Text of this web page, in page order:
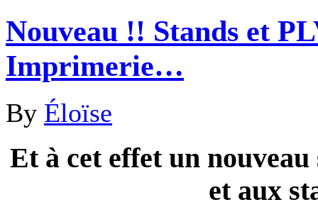
Nouveau !! Stands et
Imprimerie…
By Éloïse
Et à cet effet un
et aux